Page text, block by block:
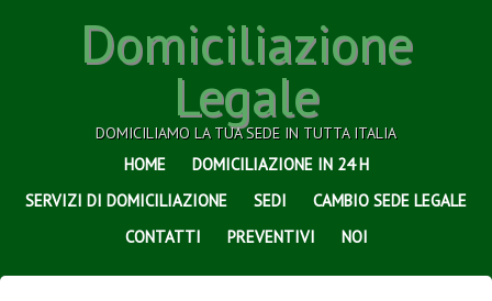
Domiciliazione
Legale
DOMICILIAMO LA TUA SEDE IN TUTTA ITALIA
HOME
DOMICILIAZIONE IN 24 H
SERVIZI DI DOMICILIAZIONE
SEDI
CAMBIO SEDE LEGALE
CONTATTI
PREVENTIVI NOI